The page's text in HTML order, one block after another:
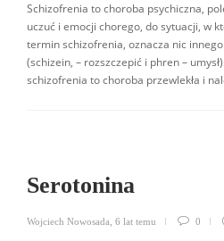
Schizofrenia to choroba psychiczna,
uczuć i emocji chorego, do sytuacji, w
termin schizofrenia, oznacza nic innego
(schizein, – rozszczepić i phren –
schizofrenia to choroba przewlekła i
Serotonina
Wojciech Nowosada 6 lat temu 0